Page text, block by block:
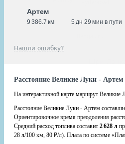
Артем
9 386.7 км 5 дн 29 мин в пути
Нашли ошибку?
Расстояние Великие Луки - Артем
На интерактивной карте маршрут Великие
Расстояние Великие Луки - Артем
Ориентировочное время преодоления
Средний расход топлива составит 2 628 л
28 л/100 км, 80 ₽/л). Плата по системе